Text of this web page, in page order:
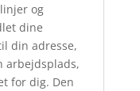
og
dine
din adresse,
arbejdsplads,
for dig. Den